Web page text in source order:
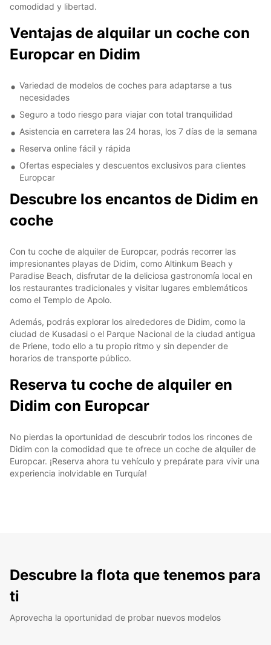
comodidad y libertad.
Ventajas de alquilar un coche con
Europcar en Didim
Variedad de modelos de coches para adaptarse a tus
necesidades
Seguro a todo riesgo para viajar con total tranquilidad
Asistencia en carretera las 24 horas, los 7 días de la semana
Reserva online fácil y rápida
Ofertas especiales y descuentos exclusivos para clientes
Europcar
Descubre los encantos de Didim en
coche
Con tu coche de alquiler de Europcar, podrás recorrer las
impresionantes playas de Didim, como Altinkum Beach y
Paradise Beach, disfrutar de la deliciosa gastronomía local en
los restaurantes tradicionales y visitar lugares emblemáticos
como el Templo de Apolo.
Además, podrás explorar los alrededores de Didim, como la
ciudad de Kusadasi o el Parque Nacional de la ciudad antigua
de Priene, todo ello a tu propio ritmo y sin depender de
horarios de transporte público.
Reserva tu coche de alquiler en
Didim con Europcar
No pierdas la oportunidad de descubrir todos los rincones de
Didim con la comodidad que te ofrece un coche de alquiler de
Europcar. ¡Reserva ahora tu vehículo y prepárate para vivir una
experiencia inolvidable en Turquía!
Descubre la flota que tenemos para
ti
Aprovecha la oportunidad de probar nuevos modelos